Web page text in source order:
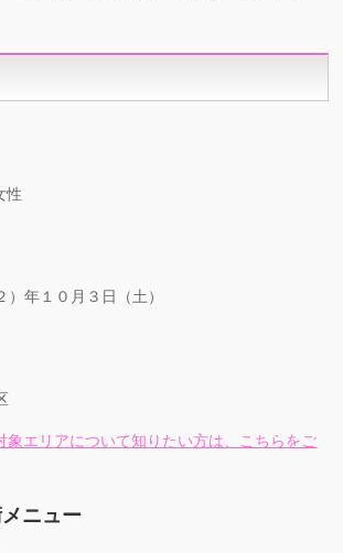
性
）年１０月３日（土）
象エリアについて知りたい方は、こちらをご
ニュー